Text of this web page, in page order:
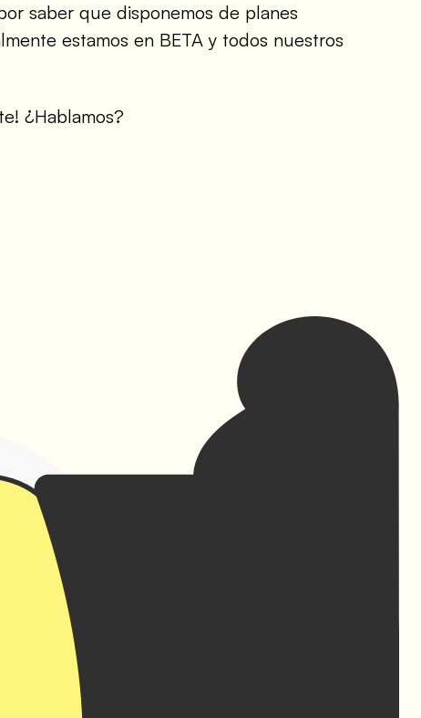
saber que disponemos de planes
estamos en BETA y todos nuestros
¿Hablamos?